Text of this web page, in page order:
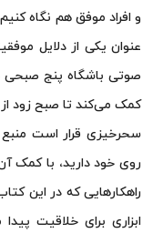
و افراد موفق هم نگاه
عنوان یکی از دلایل
صوتی باشگاه پنج صبحی‌
کمک می‌کند تا صبح زود
سحرخیزی قرار است
روی خود دارید، با کمک
راهکارهایی که در این
ابزاری برای خلاقیت